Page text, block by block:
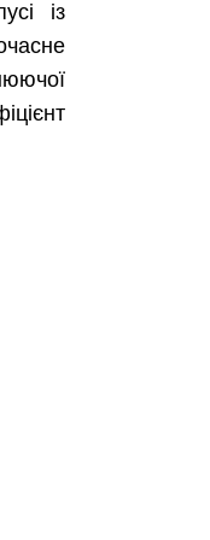
із